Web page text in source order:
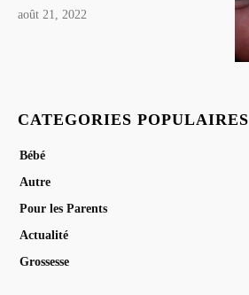
août 21, 2022
CATEGORIES POPULAIRES
Bébé
Autre
Pour les Parents
Actualité
Grossesse